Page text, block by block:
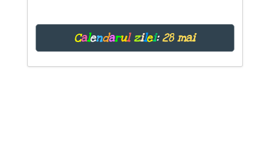
Calendarul zilei: 28 mai